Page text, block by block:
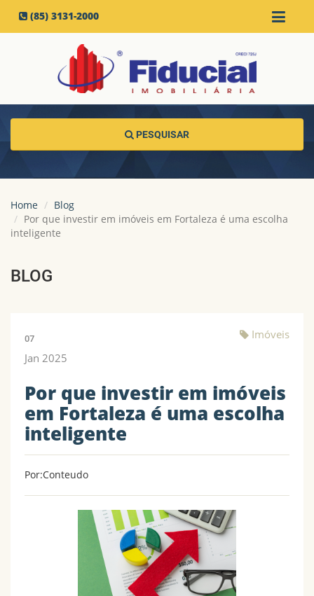
(85) 3131-2000
PESQUISAR
Home
Blog
Por que investir em imóveis em Fortaleza é uma escolha
inteligente
BLOG
07
Jan 2025
Imóveis
Por que investir em imóveis
em Fortaleza é uma escolha
inteligente
Por:Conteudo